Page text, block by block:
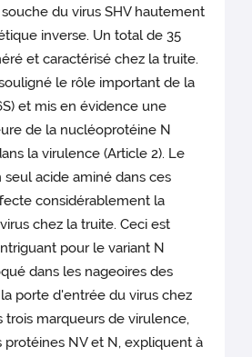
du virus SHV hautement
inverse. Un total de 35
et caractérisé chez la truite.
le rôle important de la
et mis en évidence une
de la nucléoprotéine N
la virulence (Article 2). Le
acide aminé dans ces
considérablement la
chez la truite. Ceci est
pour le variant N
dans les nageoires des
porte d'entrée du virus chez
trois marqueurs de virulence,
protéines NV et N, expliquent à